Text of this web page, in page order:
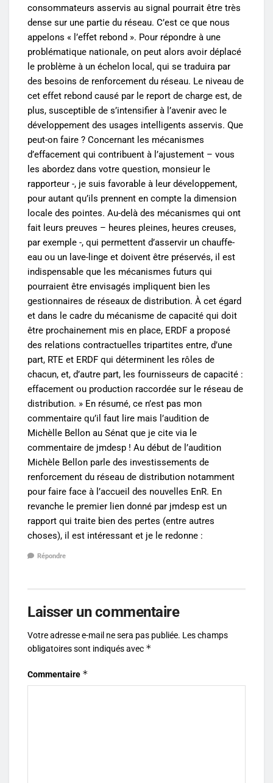
consommateurs asservis au signal pourrait être très
dense sur une partie du réseau. C’est ce que nous
appelons « l’effet rebond ». Pour répondre à une
problématique nationale, on peut alors avoir déplacé
le problème à un échelon local, qui se traduira par
des besoins de renforcement du réseau. Le niveau de
cet effet rebond causé par le report de charge est, de
plus, susceptible de s’intensifier à l’avenir avec le
développement des usages intelligents asservis. Que
peut-on faire ? Concernant les mécanismes
d’effacement qui contribuent à l’ajustement – vous
les abordez dans votre question, monsieur le
rapporteur -, je suis favorable à leur développement,
pour autant qu’ils prennent en compte la dimension
locale des pointes. Au-delà des mécanismes qui ont
fait leurs preuves – heures pleines, heures creuses,
par exemple -, qui permettent d’asservir un chauffe-
eau ou un lave-linge et doivent être préservés, il est
indispensable que les mécanismes futurs qui
pourraient être envisagés impliquent bien les
gestionnaires de réseaux de distribution. À cet égard
et dans le cadre du mécanisme de capacité qui doit
être prochainement mis en place, ERDF a proposé
des relations contractuelles tripartites entre, d’une
part, RTE et ERDF qui déterminent les rôles de
chacun, et, d’autre part, les fournisseurs de capacité :
effacement ou production raccordée sur le réseau de
distribution. » En résumé, ce n’est pas mon
commentaire qu’il faut lire mais l’audition de
Michèlle Bellon au Sénat que je cite via le
commentaire de jmdesp ! Au début de l’audition
Michèle Bellon parle des investissements de
renforcement du réseau de distribution notamment
pour faire face à l’accueil des nouvelles EnR. En
revanche le premier lien donné par jmdesp est un
rapport qui traite bien des pertes (entre autres
choses), il est intéressant et je le redonne :
Répondre
Laisser un commentaire
Votre adresse e-mail ne sera pas publiée. Les champs
obligatoires sont indiqués avec *
Commentaire *